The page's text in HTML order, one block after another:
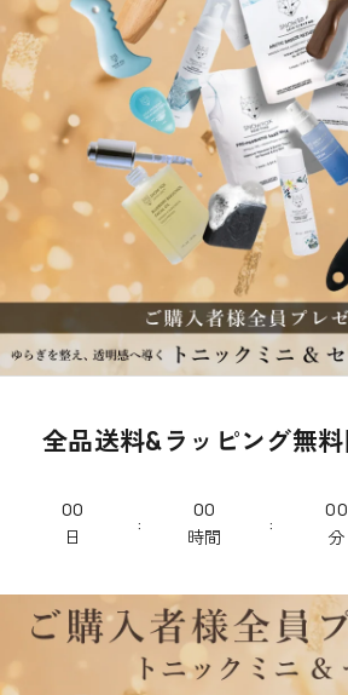
全品送料&ラッピング無
00
日
:
00
時間
:
00
分